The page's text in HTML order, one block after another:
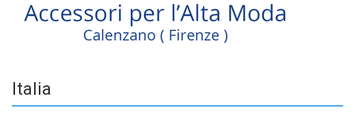
Italia